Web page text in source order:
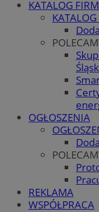
KATALOG FIRM
OGŁOSZENIA
REKLAMA
WSPÓŁPRACA